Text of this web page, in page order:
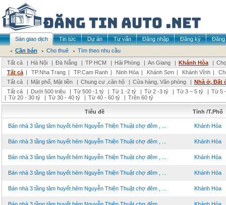
Sàn giao dịch Tin tức Dự án Tư vấn Đăng nhập Đăng ký
Đăng
Cần bán
Cho thuê
Tìm theo nhu cầu
Tất cả
| Hà Nội | Đà Nẵng | TP HCM | Hải Phòng | An Giang | Khánh Hòa |
Tất cả | TP.Nha Trang | TP.Cam Ranh | Ninh Hòa | Khánh Sơn | Khánh Vĩnh |
Tất cả
| Mặt phố, Mặt tiền | Chung cư ,căn hộ | Cửa hàng, Văn phòng | Nhà ở, Đất
Tất cả
| Dưới 500 triệu | Từ 500 -1 tỷ | Từ 1 -2 tỷ | Từ 2 -3 tỷ | Từ 3 – 5 tỷ | Từ 5
| Từ 20 - 30 tỷ | Từ 30 - 40 tỷ | Từ 40 - 60 tỷ | Trên 60 tỷ
Tiêu đề Tỉnh /T.Phố
Bán nhà 3 tầng tâm huyết hẻm Nguyễn Thiện Thuật chợ đêm , ... Khánh Hòa
Bán nhà 3 tầng tâm huyết hẻm Nguyễn Thiện Thuật chợ đêm , ... Khánh Hòa
Bán nhà 3 tầng tâm huyết hẻm Nguyễn Thiện Thuật chợ đêm , ... Khánh Hòa
Bán nhà 3 tầng tâm huyết hẻm Nguyễn Thiện Thuật chợ đêm , ... Khánh Hòa
Bán nhà 3 tầng tâm huyết hẻm Nguyễn Thiện Thuật chợ đêm , ... Khánh Hòa